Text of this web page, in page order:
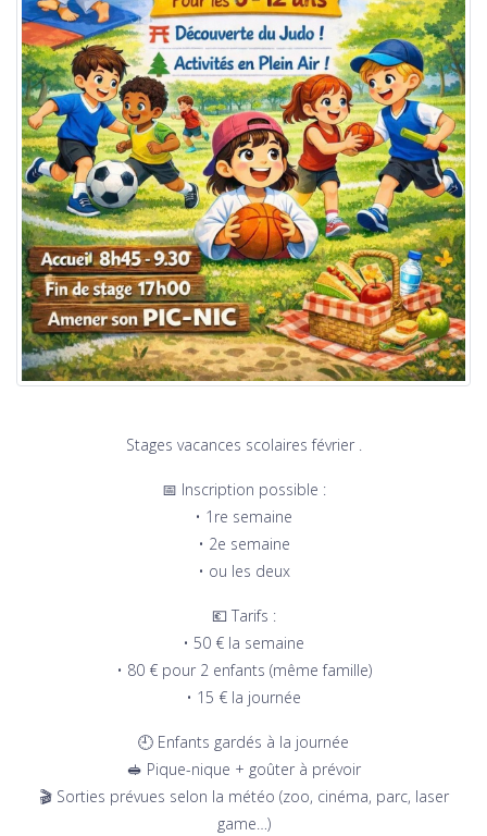
Stages vacances scolaires février .
📅 Inscription possible :
• 1re semaine
• 2e semaine
• ou les deux
💶 Tarifs :
• 50 € la semaine
• 80 € pour 2 enfants (même famille)
• 15 € la journée
🕘 Enfants gardés à la journée
🥪 Pique-nique + goûter à prévoir
🎬 Sorties prévues selon la météo (zoo, cinéma, parc, laser
game…)